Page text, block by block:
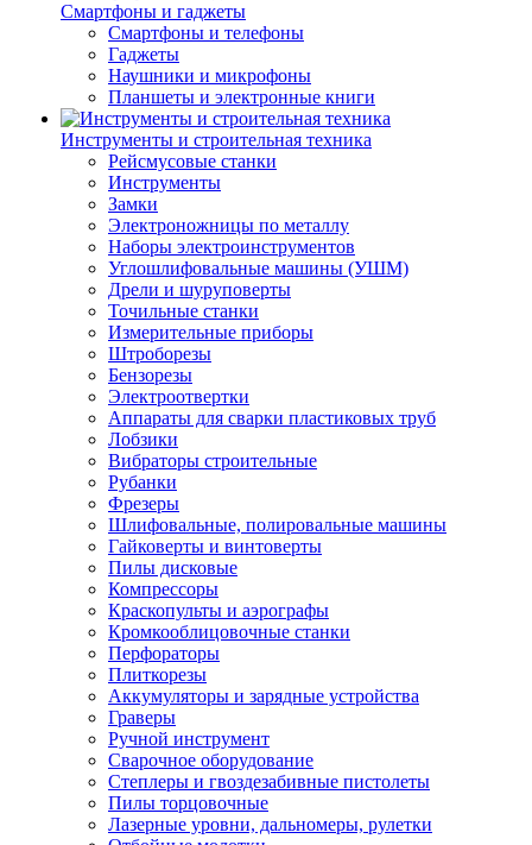
Смартфоны и гаджеты
Смартфоны и телефоны
Гаджеты
Наушники и микрофоны
Планшеты и электронные книги
Инструменты и строительная техника
Рейсмусовые станки
Инструменты
Замки
Электроножницы по металлу
Наборы электроинструментов
Углошлифовальные машины (УШМ)
Дрели и шуруповерты
Точильные станки
Измерительные приборы
Штроборезы
Бензорезы
Электроотвертки
Аппараты для сварки пластиковых труб
Лобзики
Вибраторы строительные
Рубанки
Фрезеры
Шлифовальные, полировальные машины
Гайковерты и винтоверты
Пилы дисковые
Компрессоры
Краскопульты и аэрографы
Кромкооблицовочные станки
Перфораторы
Плиткорезы
Аккумуляторы и зарядные устройства
Граверы
Ручной инструмент
Сварочное оборудование
Степлеры и гвоздезабивные пистолеты
Пилы торцовочные
Лазерные уровни, дальномеры, рулетки